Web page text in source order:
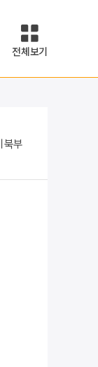
전체보기
북부